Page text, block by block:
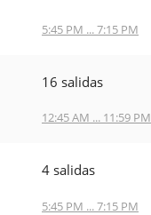
5:45 PM ... 7:15 PM
16 salidas
12:45 AM ... 11:59 PM
4 salidas
5:45 PM ... 7:15 PM